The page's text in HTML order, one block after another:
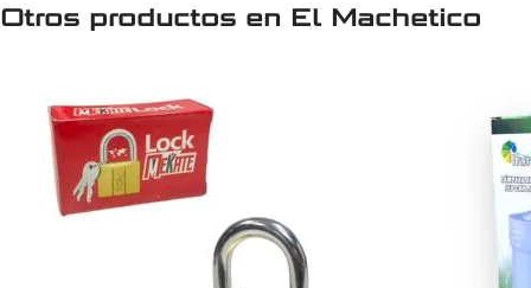
Otros productos en El Machetico